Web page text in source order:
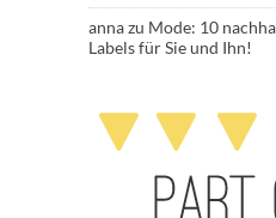
annazu Mode: 10
Labels für Sie und Ihn!